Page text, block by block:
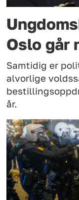
Oslo går
Samtidig er
alvorlige
år.